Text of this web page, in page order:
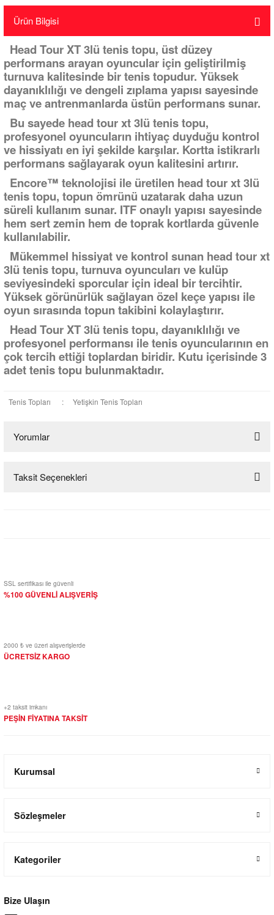
Ürün Bilgisi
Head Tour XT 3lü tenis topu, üst düzey
performans arayan oyuncular için geliştirilmiş
turnuva kalitesinde bir tenis topudur. Yüksek
dayanıklılığı ve dengeli zıplama yapısı sayesinde
maç ve antrenmanlarda üstün performans sunar.
Bu sayede head tour xt 3lü tenis topu,
profesyonel oyuncuların ihtiyaç duyduğu kontrol
ve hissiyatı en iyi şekilde karşılar. Kortta istikrarlı
performans sağlayarak oyun kalitesini artırır.
Encore™ teknolojisi ile üretilen head tour xt 3lü
tenis topu, topun ömrünü uzatarak daha uzun
süreli kullanım sunar. ITF onaylı yapısı sayesinde
hem sert zemin hem de toprak kortlarda güvenle
kullanılabilir.
Mükemmel hissiyat ve kontrol sunan head tour xt
3lü tenis topu, turnuva oyuncuları ve kulüp
seviyesindeki sporcular için ideal bir tercihtir.
Yüksek görünürlük sağlayan özel keçe yapısı ile
oyun sırasında topun takibini kolaylaştırır.
Head Tour XT 3lü tenis topu, dayanıklılığı ve
profesyonel performansı ile tenis oyuncularının en
çok tercih ettiği toplardan biridir. Kutu içerisinde 3
adet tenis topu bulunmaktadır.
Tenis Topları : Yetişkin Tenis Topları
Yorumlar
Bu ürüne ilk yorumu siz yapın!
Taksit Seçenekleri
SSL sertifikası ile güvenli
%100 GÜVENLİ ALIŞVERİŞ
2000 ₺ ve üzeri alışverişlerde
ÜCRETSİZ KARGO
+2 taksit imkanı
PEŞİN FİYATINA TAKSİT
Kurumsal
Sözleşmeler
Kategoriler
Bize Ulaşın